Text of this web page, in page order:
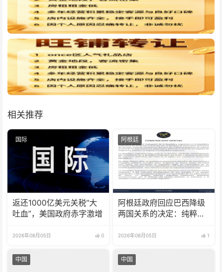
相关推荐
国际
返还1000亿美元关税“大
吐血”，美国政府赤字激增
2026年08月05日 0
阿根廷
阿根廷政府回应巴西降级
两国关系的决定：纯粹意
2026年08月05日 1
中国 中国